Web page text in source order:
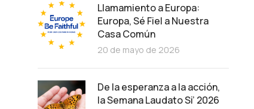
Llamamiento a Europa:
Europa, Sé Fiel a Nuestra
Casa Común
20 de mayo de 2026
De la esperanza a la acción,
la Semana Laudato Si’ 2026